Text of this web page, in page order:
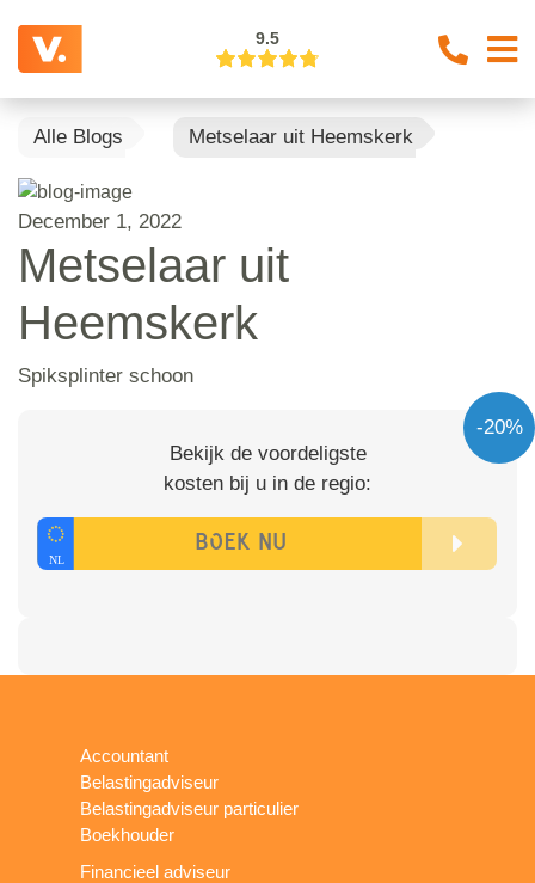
9.5
Alle Blogs Metselaar uit Heemskerk
December 1, 2022
Metselaar uit
Heemskerk
Spiksplinter schoon
-20%
Bekijk de voordeligste
kosten bij u in de regio:
Accountant
Belastingadviseur
Belastingadviseur particulier
Boekhouder
Financieel adviseur